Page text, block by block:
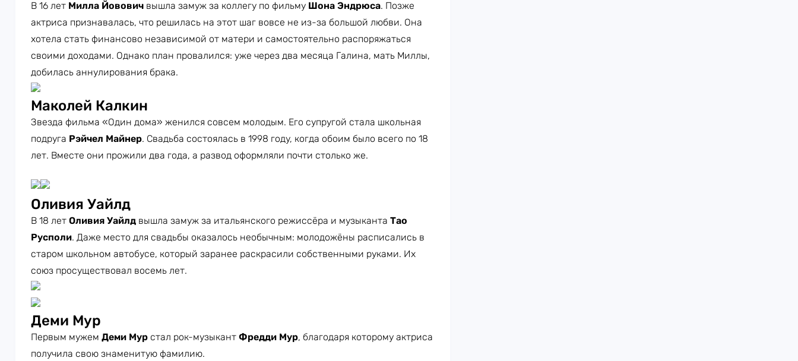
В 16 лет Милла Йовович вышла замуж за коллегу по фильму Шона Эндрюса. Позже
актриса признавалась, что решилась на этот шаг вовсе не из-за большой любви. Она
хотела стать финансово независимой от матери и самостоятельно распоряжаться
своими доходами. Однако план провалился: уже через два месяца Галина, мать Миллы,
добилась аннулирования брака.
Маколей Калкин
Звезда фильма «Один дома» женился совсем молодым. Его супругой стала школьная
подруга Рэйчел Майнер. Свадьба состоялась в 1998 году, когда обоим было всего по 18
лет. Вместе они прожили два года, а развод оформляли почти столько же.
Оливия Уайлд
В 18 лет Оливия Уайлд вышла замуж за итальянского режиссёра и музыканта Тао
Русполи. Даже место для свадьбы оказалось необычным: молодожёны расписались в
старом школьном автобусе, который заранее раскрасили собственными руками. Их
союз просуществовал восемь лет.
Деми Мур
Первым мужем Деми Мур стал рок-музыкант Фредди Мур, благодаря которому актриса
получила свою знаменитую фамилию.